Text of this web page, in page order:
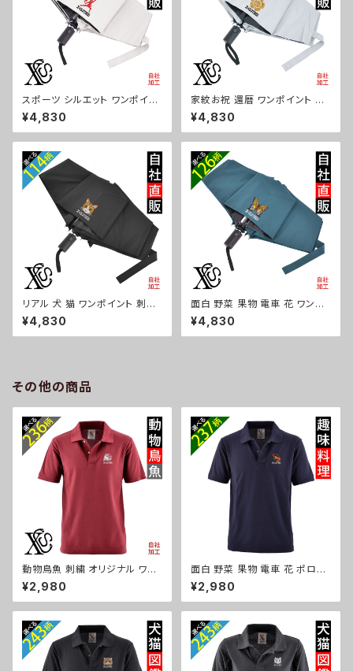
スポーツ シルエット ワンポイン
ト 刺繍【形状記憶+自動開閉】
折りたたみ傘 レディース メンズ
55cm 晴雨兼用 UVカット99.
雑貨 グッズ 自社ブランド 柄 卒
業 記念品 部活 野球 サッカー
バスケ テニス 和太鼓 大相撲 or
i-a-kas04-g08-s
¥4,830
家紋お祝 還暦 ワンポイント 刺
繍【形状記憶+自動開閉】 折りた
たみ傘 レディース メンズ 55cm
晴雨兼用 UVカット99.9％ 一級
ズ 自社ブランド 柄 丸に 五瓜
桔梗 巴 藤 羽 菱 唐花 木瓜 蔦
桐 ロゴ スカル ori-a-kas04-
g07-s
¥4,830
リアル 犬 猫 ワンポイント 刺繍
【形状記憶+自動開閉】 折りたた
み傘 レディース メンズ 55cm
晴雨兼用 UVカット99.9％ 一級
パグ ビションフリーゼ ori-a-ka
¥4,830
面白 野菜 果物 電車 花 ワンポ
イント 刺繍【形状記憶+自動開
閉】 折りたたみ傘 レディース メ
ンズ 55cm 晴雨兼用 UVカット
¥4,830
その他の商品
動物鳥魚 刺繍 オリジナル ワン
ポイント ポロシャツ リアル 半袖
メンズ 無地 ロゴ おしゃれ ゴル
フ 吸汗速乾 ワイン 父の日 柄
h2-r06-s
¥2,980
面白 野菜 果物 電車 花 ポロシ
ャツ リアル 刺繍 プレゼント 半
袖 メンズ オリジナル 無地 ワン
ポイント ロゴ おしゃれ ゴルフ
ズ ori-am-poh2-b09-s
¥2,980